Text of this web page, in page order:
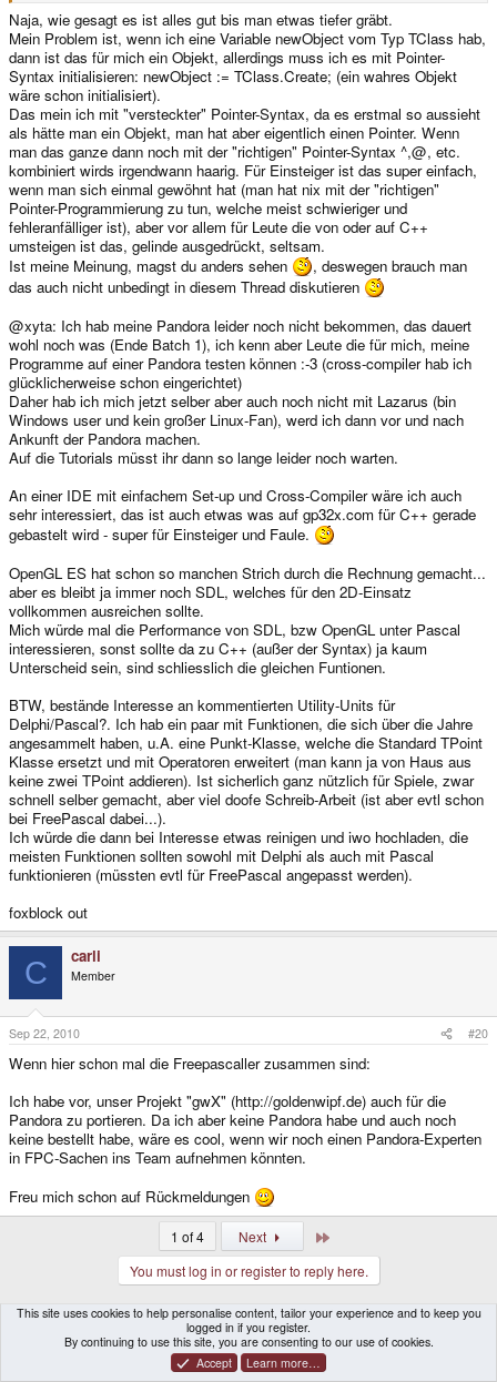
Naja, wie gesagt es ist alles gut bis man etwas tiefer gräbt.
Mein Problem ist, wenn ich eine Variable newObject vom Typ TClass hab,
dann ist das für mich ein Objekt, allerdings muss ich es mit Pointer-
Syntax initialisieren: newObject := TClass.Create; (ein wahres Objekt
wäre schon initialisiert).
Das mein ich mit "versteckter" Pointer-Syntax, da es erstmal so aussieht
als hätte man ein Objekt, man hat aber eigentlich einen Pointer. Wenn
man das ganze dann noch mit der "richtigen" Pointer-Syntax ^,@, etc.
kombiniert wirds irgendwann haarig. Für Einsteiger ist das super einfach,
wenn man sich einmal gewöhnt hat (man hat nix mit der "richtigen"
Pointer-Programmierung zu tun, welche meist schwieriger und
fehleranfälliger ist), aber vor allem für Leute die von oder auf C++
umsteigen ist das, gelinde ausgedrückt, seltsam.
Ist meine Meinung, magst du anders sehen
, deswegen brauch man
das auch nicht unbedingt in diesem Thread diskutieren
@xyta: Ich hab meine Pandora leider noch nicht bekommen, das dauert
wohl noch was (Ende Batch 1), ich kenn aber Leute die für mich, meine
Programme auf einer Pandora testen können :-3 (cross-compiler hab ich
glücklicherweise schon eingerichtet)
Daher hab ich mich jetzt selber aber auch noch nicht mit Lazarus (bin
Windows user und kein großer Linux-Fan), werd ich dann vor und nach
Ankunft der Pandora machen.
Auf die Tutorials müsst ihr dann so lange leider noch warten.
An einer IDE mit einfachem Set-up und Cross-Compiler wäre ich auch
sehr interessiert, das ist auch etwas was auf gp32x.com für C++ gerade
gebastelt wird - super für Einsteiger und Faule.
OpenGL ES hat schon so manchen Strich durch die Rechnung gemacht...
aber es bleibt ja immer noch SDL, welches für den 2D-Einsatz
vollkommen ausreichen sollte.
Mich würde mal die Performance von SDL, bzw OpenGL unter Pascal
interessieren, sonst sollte da zu C++ (außer der Syntax) ja kaum
Unterscheid sein, sind schliesslich die gleichen Funtionen.
BTW, bestände Interesse an kommentierten Utility-Units für
Delphi/Pascal?. Ich hab ein paar mit Funktionen, die sich über die Jahre
angesammelt haben, u.A. eine Punkt-Klasse, welche die Standard TPoint
Klasse ersetzt und mit Operatoren erweitert (man kann ja von Haus aus
keine zwei TPoint addieren). Ist sicherlich ganz nützlich für Spiele, zwar
schnell selber gemacht, aber viel doofe Schreib-Arbeit (ist aber evtl schon
bei FreePascal dabei...).
Ich würde die dann bei Interesse etwas reinigen und iwo hochladen, die
meisten Funktionen sollten sowohl mit Delphi als auch mit Pascal
funktionieren (müssten evtl für FreePascal angepasst werden).
foxblock out
C carli
Member
Sep 22, 2010 #20
Wenn hier schon mal die Freepascaller zusammen sind:
Ich habe vor, unser Projekt "gwX" (http://goldenwipf.de) auch für die
Pandora zu portieren. Da ich aber keine Pandora habe und auch noch
keine bestellt habe, wäre es cool, wenn wir noch einen Pandora-Experten
in FPC-Sachen ins Team aufnehmen könnten.
Freu mich schon auf Rückmeldungen
1 of 4 Next
You must log in or register to reply here.
Similar threads
X Pascal-Linkliste und Einstieg
This site uses cookies to help personalise content, tailor your experience and to keep you
logged in if you register.
By continuing to use this site, you are consenting to our use of cookies.
Accept
Learn more…